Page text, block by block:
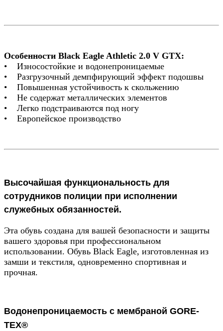
Особенности Black Eagle Athletic 2.0 V GTX:
• Износостойкие и водонепроницаемые
• Разгрузочный демпфирующий эффект подошвы
• Повышенная устойчивость к скольжению
• Не содержат металлических элементов
• Легко подстраиваются под ногу
• Европейское производство
Высочайшая функциональность для
сотрудников полиции при исполнении
служебных обязанностей.
Эта обувь создана для вашей безопасности и защиты
вашего здоровья при профессиональном
использовании. Обувь Black Eagle, изготовленная из
замши и текстиля, одновременно спортивная и
прочная.
Водонепроницаемость с мембраной GORE-
TEX®